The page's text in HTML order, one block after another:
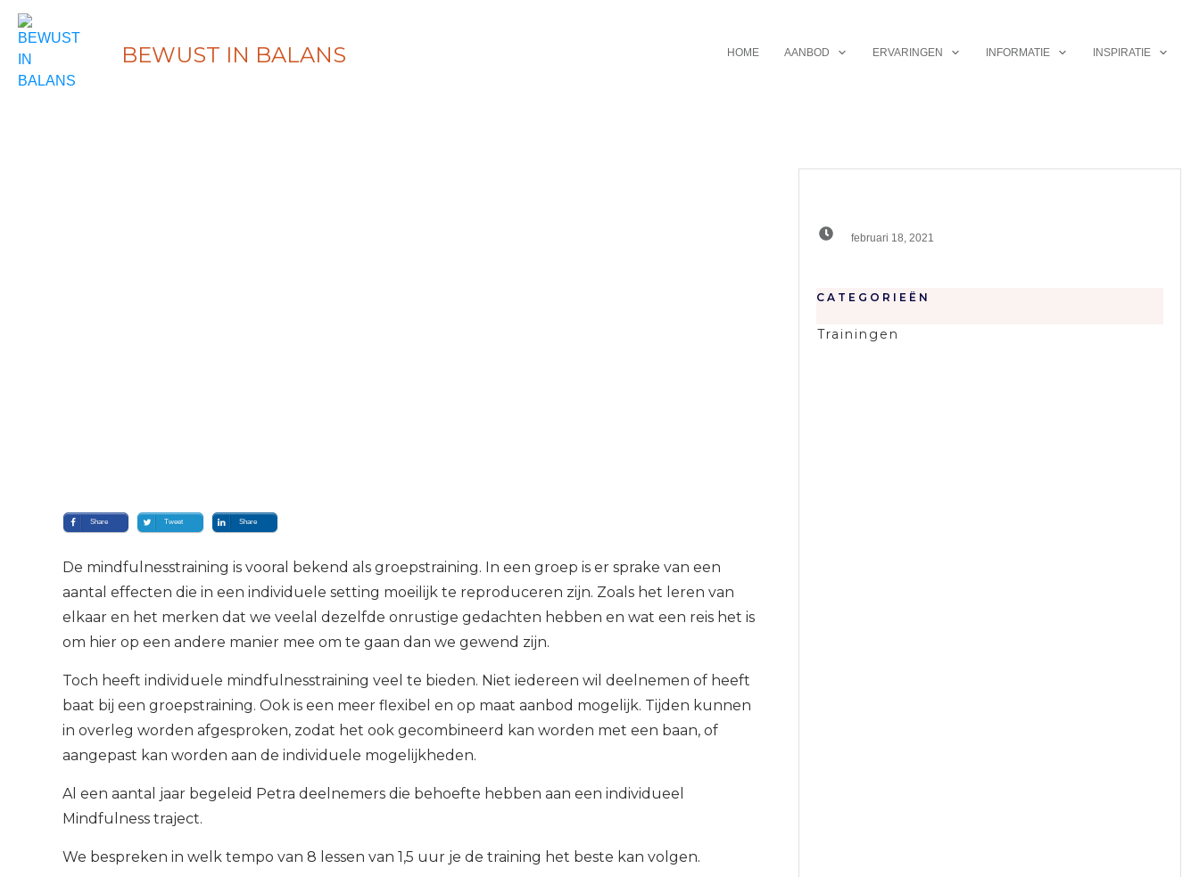
BEWUST IN BALANS HOME AANBOD ERVARINGEN INFORMATIE INSPIRATIE
Share Tweet Share
De mindfulness­training is vooral bekend als groepstraining. In een groep is er sprake van een
aantal effecten die in een individuele setting moeilijk te reproduceren zijn. Zoals het leren van
elkaar en het merken dat we veelal dezelfde onrustige gedachten hebben en wat een reis het is
om hier op een andere manier mee om te gaan dan we gewend zijn.
Toch heeft individuele mindfulness­training veel te bieden. Niet iedereen wil deelnemen of heeft
baat bij een groepstraining. Ook is een meer flexibel en op maat aanbod mogelijk. Tijden kunnen
in overleg worden afgesproken, zodat het ook gecombineerd kan worden met een baan, of
aangepast kan worden aan de individuele mogelijkheden.
Al een aantal jaar begeleid Petra deelnemers die behoefte hebben aan een individueel
Mindfulness traject.
We bespreken in welk tempo van 8 lessen van 1,5 uur je de training het beste kan volgen.
februari 18, 2021
CATEGORIEËN
Trainingen